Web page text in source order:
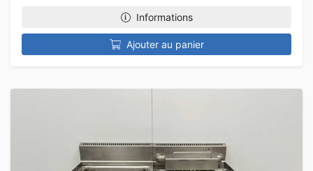
Informations
Ajouter au panier